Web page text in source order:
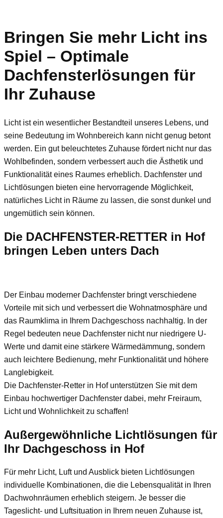
Bringen Sie mehr Licht ins
Spiel – Optimale
Dachfensterlösungen für
Ihr Zuhause
Licht ist ein wesentlicher Bestandteil unseres Lebens, und
seine Bedeutung im Wohnbereich kann nicht genug betont
werden. Ein gut beleuchtetes Zuhause fördert nicht nur das
Wohlbefinden, sondern verbessert auch die Ästhetik und
Funktionalität eines Raumes erheblich. Dachfenster und
Lichtlösungen bieten eine hervorragende Möglichkeit,
natürliches Licht in Räume zu lassen, die sonst dunkel und
ungemütlich sein können.
Die DACHFENSTER-RETTER in Hof
bringen Leben unters Dach
Der Einbau moderner Dachfenster bringt verschiedene
Vorteile mit sich und verbessert die Wohnatmosphäre und
das Raumklima in Ihrem Dachgeschoss nachhaltig. In der
Regel bedeuten neue Dachfenster nicht nur niedrigere U-
Werte und damit eine stärkere Wärmedämmung, sondern
auch leichtere Bedienung, mehr Funktionalität und höhere
Langlebigkeit.
Die Dachfenster-Retter in Hof unterstützen Sie mit dem
Einbau hochwertiger Dachfenster dabei, mehr Freiraum,
Licht und Wohnlichkeit zu schaffen!
Außergewöhnliche Lichtlösungen für
Ihr Dachgeschoss in Hof
Für mehr Licht, Luft und Ausblick bieten Lichtlösungen
individuelle Kombinationen, die die Lebensqualität in Ihren
Dachwohnräumen erheblich steigern. Je besser die
Tageslicht- und Luftsituation in Ihrem neuen Zuhause ist,